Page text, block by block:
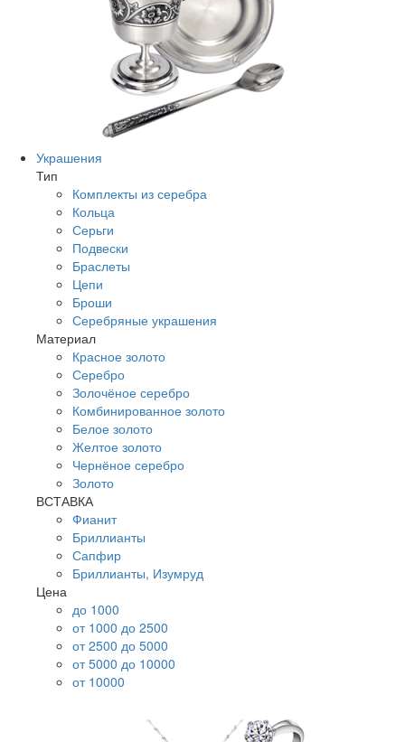
Украшения
Тип
Комплекты из серебра
Кольца
Серьги
Подвески
Браслеты
Цепи
Броши
Серебряные украшения
Материал
Красное золото
Серебро
Золочёное серебро
Комбинированное золото
Белое золото
Желтое золото
Чернёное серебро
Золото
ВСТАВКА
Фианит
Бриллианты
Сапфир
Бриллианты, Изумруд
Цена
до 1000
от 1000 до 2500
от 2500 до 5000
от 5000 до 10000
от 10000